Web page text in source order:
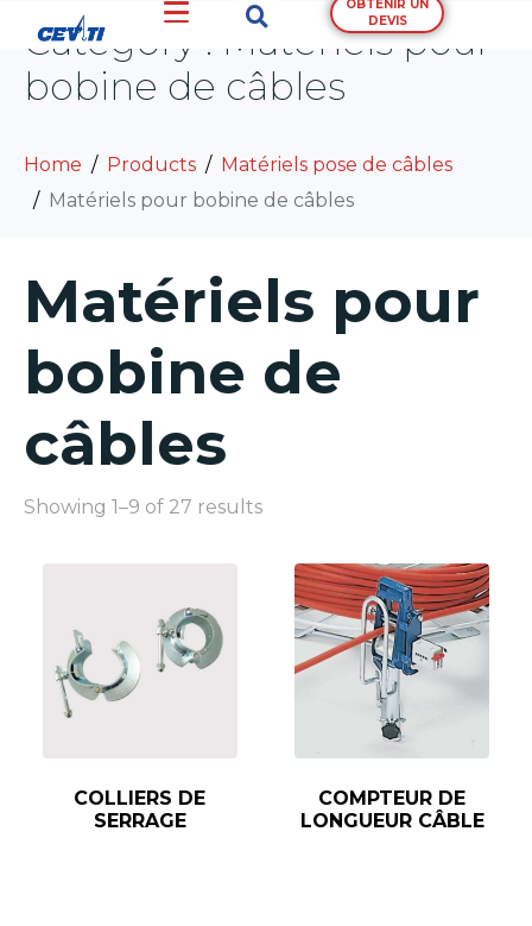
OBTENIR UN
DEVIS
Category : Matériels pour
bobine de câbles
Home Products
Matériels pose de câbles
Matériels pour bobine de câbles
Matériels pour
bobine de
câbles
Showing 1–9 of 27 results
COLLIERS DE
SERRAGE
COMPTEUR DE
LONGUEUR CÂBLE